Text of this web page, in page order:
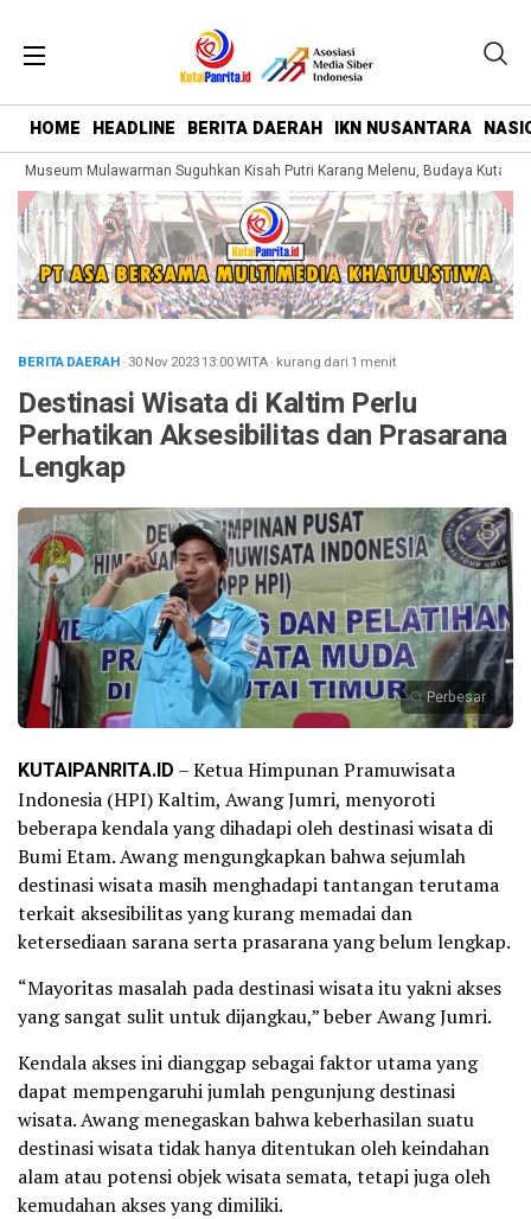
HOME HEADLINE BERITA DAERAH IKN NUSANTARA
Museum Mulawarman Suguhkan Kisah Putri Karang Melenu, Budaya Kutai
BERITA DAERAH· 30 Nov 202313:00WITA· kurang dari 1 menit
Destinasi Wisata di Kaltim Perlu
Perhatikan Aksesibilitas dan Prasarana
Lengkap
Perbesar
KUTAIPANRITA.ID – Ketua Himpunan Pramuwisata
Indonesia (HPI) Kaltim, Awang Jumri, menyoroti
beberapa kendala yang dihadapi oleh destinasi wisata di
Bumi Etam. Awang mengungkapkan bahwa sejumlah
destinasi wisata masih menghadapi tantangan terutama
terkait aksesibilitas yang kurang memadai dan
ketersediaan sarana serta prasarana yang belum lengkap.
“Mayoritas masalah pada destinasi wisata itu yakni akses
yang sangat sulit untuk dijangkau,” beber Awang Jumri.
Kendala akses ini dianggap sebagai faktor utama yang
dapat mempengaruhi jumlah pengunjung destinasi
wisata. Awang menegaskan bahwa keberhasilan suatu
destinasi wisata tidak hanya ditentukan oleh keindahan
alam atau potensi objek wisata semata, tetapi juga oleh
kemudahan akses yang dimiliki.